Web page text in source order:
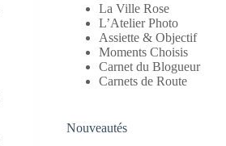
La Ville Rose
L’Atelier Photo
Assiette & Objectif
Moments Choisis
Carnet du Blogueur
Carnets de Route
Nouveautés